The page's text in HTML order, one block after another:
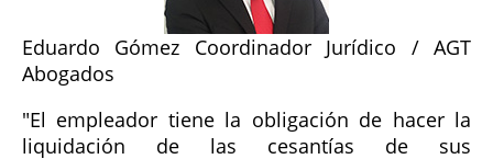
Eduardo Gómez Coordinador Jurídico / AGT
Abogados
"El empleador tiene la obligación de hacer la
liquidación de las cesantías de sus